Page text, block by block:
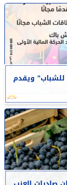
للشباب” ويقدم